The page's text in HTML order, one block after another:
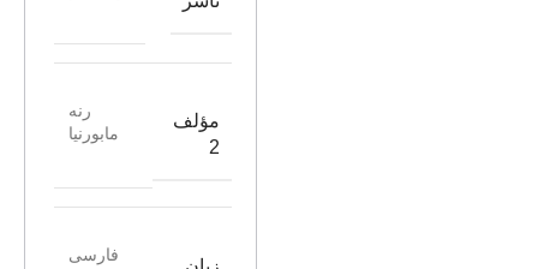
مؤلف
2
رنه
مابورنیا
فارسی